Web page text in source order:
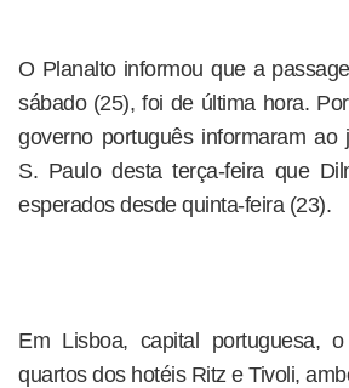
O Planalto informou que a
sábado (25), foi de última hora.
governo português informaram
S. Paulo desta terça-feira que
esperados desde quinta-feira (23).
Em Lisboa, capital portuguesa,
quartos dos hotéis Ritz e Tivoli,